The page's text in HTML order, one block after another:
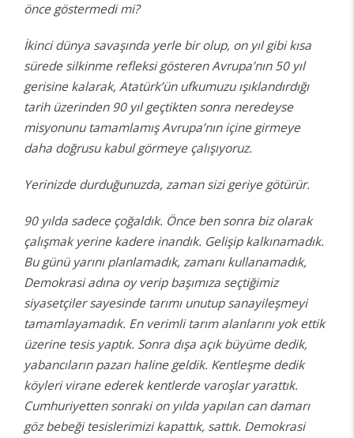
önce göstermedi mi?
İkinci dünya savaşında yerle bir olup, on yıl gibi kısa
sürede silkinme refleksi gösteren Avrupa’nın 50 yıl
gerisine kalarak, Atatürk’ün ufkumuzu ışıklandırdığı
tarih üzerinden 90 yıl geçtikten sonra neredeyse
misyonunu tamamlamış Avrupa’nın içine girmeye
daha doğrusu kabul görmeye çalışıyoruz.
Yerinizde durduğunuzda, zaman sizi geriye götürür.
90 yılda sadece çoğaldık. Önce ben sonra biz olarak
çalışmak yerine kadere inandık. Gelişip kalkınamadık.
Bu günü yarını planlamadık, zamanı kullanamadık,
Demokrasi adına oy verip başımıza seçtiğimiz
siyasetçiler sayesinde tarımı unutup sanayileşmeyi
tamamlayamadık. En verimli tarım alanlarını yok ettik
üzerine tesis yaptık. Sonra dışa açık büyüme dedik,
yabancıların pazarı haline geldik. Kentleşme dedik
köyleri virane ederek kentlerde varoşlar yarattık.
Cumhuriyetten sonraki on yılda yapılan can damarı
göz bebeği tesislerimizi kapattık, sattık. Demokrasi